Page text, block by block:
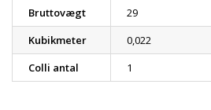
Bruttovægt
29
Kubikmeter
0,022
Colli antal
1